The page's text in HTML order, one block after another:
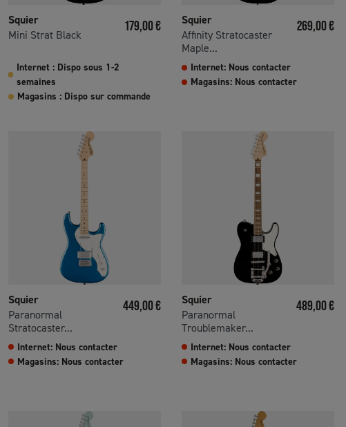
Squier
Mini Strat Black
Prix
179,00 €
Internet : Dispo sous 1-2
semaines
Magasins : Dispo sur commande
Squier
Affinity Stratocaster
Maple...
Prix
269,00 €
Internet: Nous contacter
Magasins: Nous contacter
Squier
Paranormal
Stratocaster...
Prix
449,00 €
Internet: Nous contacter
Magasins: Nous contacter
Squier
Paranormal
Troublemaker...
Prix
489,00 €
Internet: Nous contacter
Magasins: Nous contacter